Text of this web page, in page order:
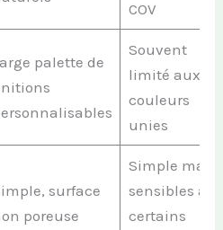
COV
palette de
Souvent
limité aux
couleurs
unies
surface
poreuse
Simple mais
sensibles à
certains